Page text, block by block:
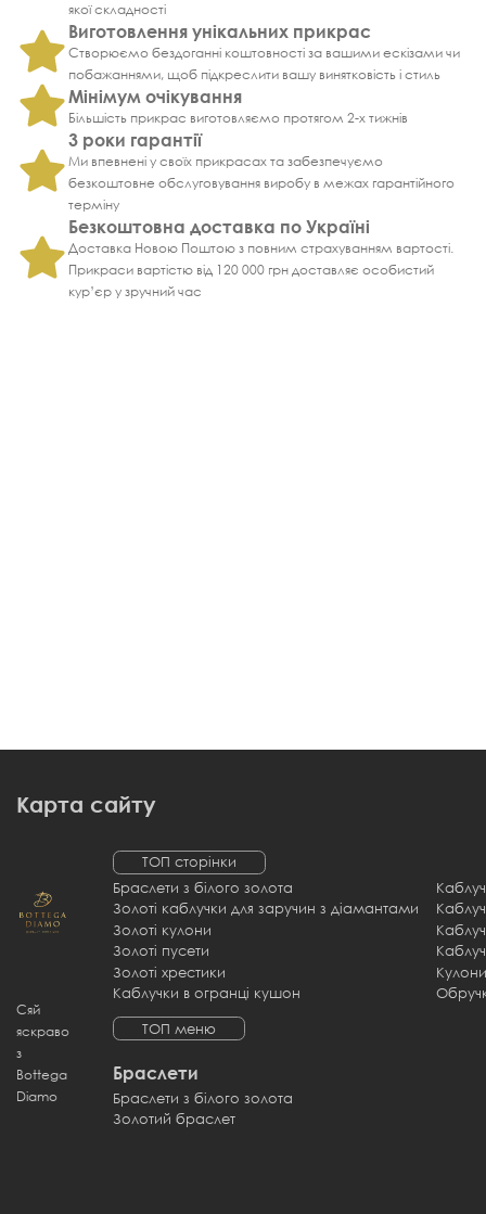
якої складності
Виготовлення унікальних прикрас
Створюємо бездоганні коштовності за вашими ескізами чи
побажаннями, щоб підкреслити вашу винятковість і стиль
Мінімум очікування
Більшість прикрас виготовляємо протягом 2-х тижнів
3 роки гарантії
Ми впевнені у своїх прикрасах та забезпечуємо
безкоштовне обслуговування виробу в межах гарантійного
терміну
Безкоштовна доставка по Україні
Доставка Новою Поштою з повним страхуванням вартості.
Прикраси вартістю від 120 000 грн доставляє особистий
кур’єр у зручний час
Карта сайту
Сяй
яскраво
з
Bottega
Diamo
ТОП сторінки
Браслети з білого золота
Золоті каблучки для заручин з діамантами
Золоті кулони
Золоті пусети
Золоті хрестики
Каблучки в огранці кушон
ТОП меню
Браслети
Браслети з білого золота
Золотий браслет